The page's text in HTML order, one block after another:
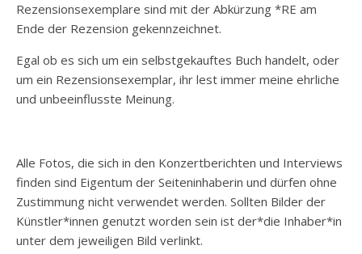
Rezensionsexemplare sind mit der Abkürzung *RE am
Ende der Rezension gekennzeichnet.
Egal ob es sich um ein selbstgekauftes Buch handelt, oder
um ein Rezensionsexemplar, ihr lest immer meine ehrliche
und unbeeinflusste Meinung.
Alle Fotos, die sich in den Konzertberichten und Interviews
finden sind Eigentum der Seiteninhaberin und dürfen ohne
Zustimmung nicht verwendet werden. Sollten Bilder der
Künstler*innen genutzt worden sein ist der*die Inhaber*in
unter dem jeweiligen Bild verlinkt.